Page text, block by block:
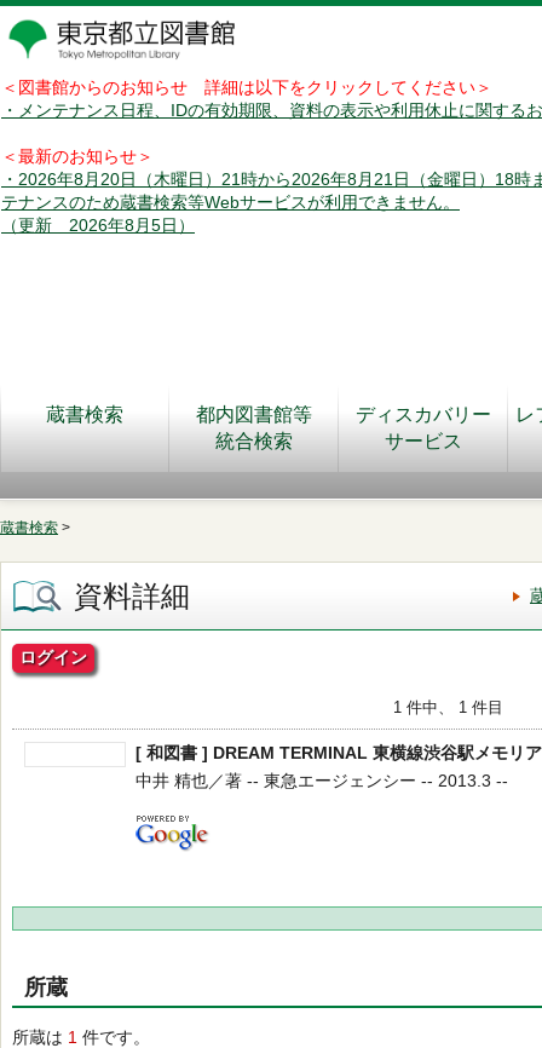
＜図書館からのお知らせ 詳細は以下をクリックしてください＞
・メンテナンス日程、IDの有効期限、資料の表示や利用休止に関する
＜最新のお知らせ＞
・2026年8月20日（木曜日）21時から2026年8月21日（金曜日）18時
テナンスのため蔵書検索等Webサービスが利用できません。
（更新 2026年8月5日）
蔵書検索
都内図書館等
統合検索
ディスカバリー
サービス
レ
蔵書検索 >
資料詳細
ログイン
1 件中、 1 件目
[ 和図書 ] DREAM TERMINAL 東横線渋谷駅メモリ
中井 精也／著 -- 東急エージェンシー -- 2013.3 --
所蔵
所蔵は 1 件です。